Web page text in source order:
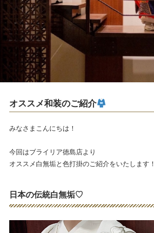
オススメ和装のご紹介
みなさまこんにちは！
今回はブライリア徳島店より
オススメ白無垢と色打掛のご紹介をいたします！
日本の伝統白無垢♡